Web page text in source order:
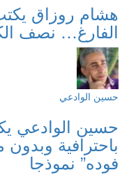
هشام روزاق
الفارغ… نصف
حسين الوادعي
حسين الوادعي
باحترافية
فوده” نموذجا